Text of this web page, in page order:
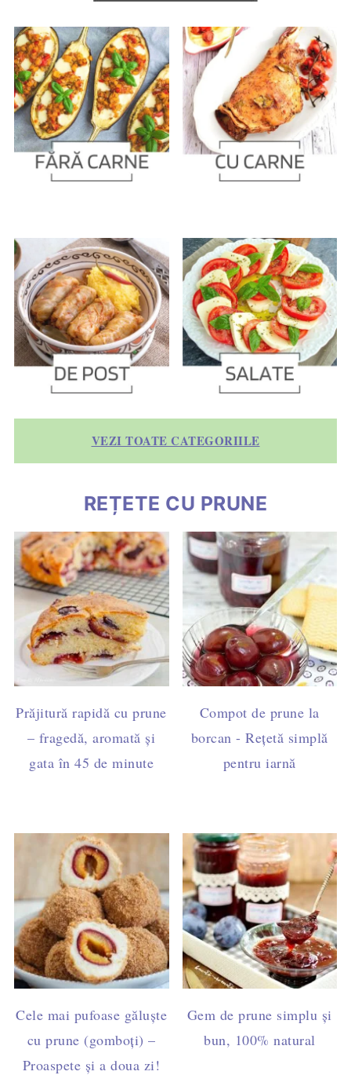
VEZI TOATE CATEGORIILE
REȚETE CU PRUNE
Prăjitură rapidă cu prune
– fragedă, aromată și
gata în 45 de minute
Compot de prune la
borcan - Rețetă simplă
pentru iarnă
Cele mai pufoase găluște
cu prune (gomboți) –
Proaspete și a doua zi!
Gem de prune simplu și
bun, 100% natural